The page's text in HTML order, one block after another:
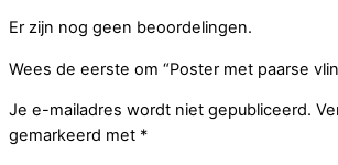
Er zijn nog geen beoordelingen.
Wees de eerste om “Poster met paarse
Je e-mailadres wordt niet gepubliceerd.
gemarkeerd met *